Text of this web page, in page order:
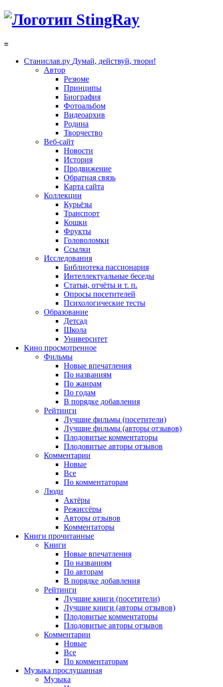
≡
Станислав.ру Думай, действуй, твори!
Автор
Резюме
Принципы
Биография
Фотоальбом
Видеоархив
Родина
Творчество
Веб-сайт
Новости
История
Продвижение
Обратная связь
Карта сайта
Коллекции
Курьёзы
Транспорт
Кошки
Фрукты
Головоломки
Ссылки
Исследования
Библиотека пассионария
Интеллектуальные беседы
Статьи, отчёты и т. п.
Опросы посетителей
Психологические тесты
Образование
Детсад
Школа
Университет
Кино просмотренное
Фильмы
Новые впечатления
По названиям
По жанрам
По годам
В порядке добавления
Рейтинги
Лучшие фильмы (посетители)
Лучшие фильмы (авторы отзывов)
Плодовитые комментаторы
Плодовитые авторы отзывов
Комментарии
Новые
Все
По комментаторам
Люди
Актёры
Режиссёры
Авторы отзывов
Комментаторы
Книги прочитанные
Книги
Новые впечатления
По названиям
По авторам
В порядке добавления
Рейтинги
Лучшие книги (посетители)
Лучшие книги (авторы отзывов)
Плодовитые комментаторы
Плодовитые авторы отзывов
Комментарии
Новые
Все
По комментаторам
Музыка прослушанная
Музыка